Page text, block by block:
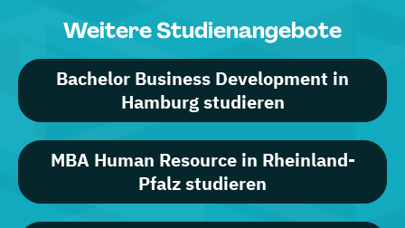
Weitere Studienangebote
Bachelor Business Development in
Hamburg studieren
MBA Human Resource in Rheinland-
Pfalz studieren